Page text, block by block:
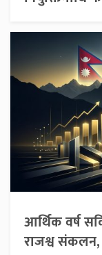
आर्थिक वर्ष
राजश्व संकलन,